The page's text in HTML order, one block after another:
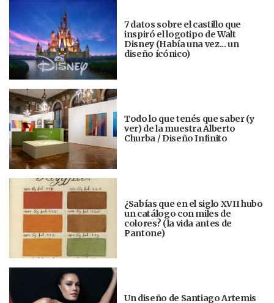
7 datos sobre el castillo que
inspiró el logotipo de Walt
Disney (Había una vez... un
diseño ícónico)
Todo lo que tenés que saber (y
ver) de la muestra Alberto
Churba / Diseño Infinito
¿Sabías que en el siglo XVII hubo
un catálogo con miles de
colores? (la vida antes de
Pantone)
Un diseño de Santiago Artemis